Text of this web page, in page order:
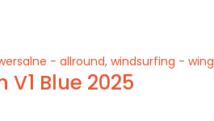
- allround, windsurfing - wing
V1 Blue 2025